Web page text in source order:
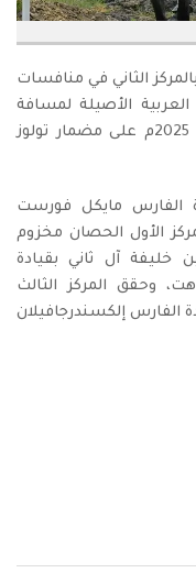
الثاني في منافسات
الأصيلة لمسافة
2100 متر، وأقيم مساء السبت 21 يونيو 2025م على مضمار تولوز
الفارس مايكل فورست
الأول الحصان مخزوم
خليفة آل ثاني بقيادة
وحقق المركز الثالث
الفارس إلكسندرجافيلان